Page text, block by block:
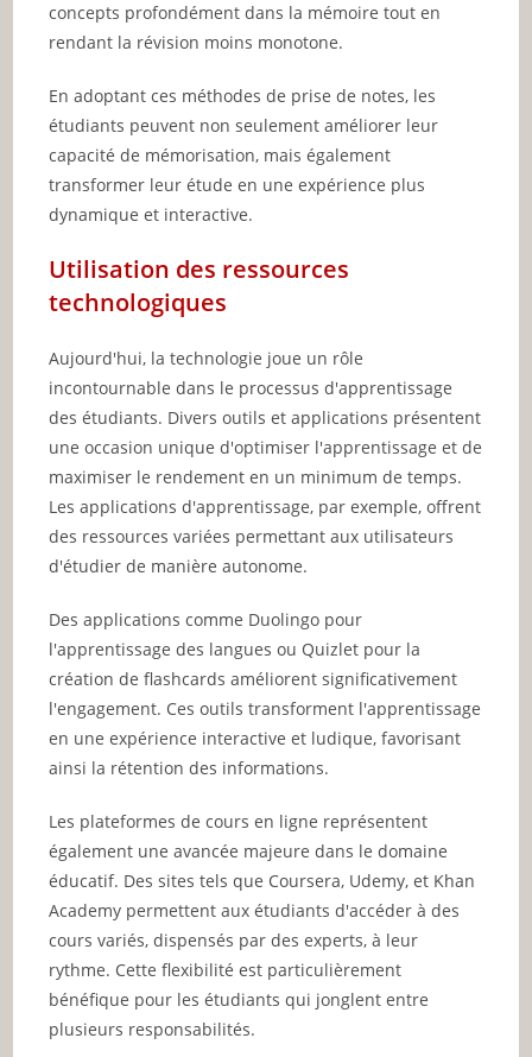
concepts profondément dans la mémoire tout en
rendant la révision moins monotone.
En adoptant ces méthodes de prise de notes, les
étudiants peuvent non seulement améliorer leur
capacité de mémorisation, mais également
transformer leur étude en une expérience plus
dynamique et interactive.
Utilisation des ressources
technologiques
Aujourd'hui, la technologie joue un rôle
incontournable dans le processus d'apprentissage
des étudiants. Divers outils et applications présentent
une occasion unique d'optimiser l'apprentissage et de
maximiser le rendement en un minimum de temps.
Les applications d'apprentissage, par exemple, offrent
des ressources variées permettant aux utilisateurs
d'étudier de manière autonome.
Des applications comme Duolingo pour
l'apprentissage des langues ou Quizlet pour la
création de flashcards améliorent significativement
l'engagement. Ces outils transforment l'apprentissage
en une expérience interactive et ludique, favorisant
ainsi la rétention des informations.
Les plateformes de cours en ligne représentent
également une avancée majeure dans le domaine
éducatif. Des sites tels que Coursera, Udemy, et Khan
Academy permettent aux étudiants d'accéder à des
cours variés, dispensés par des experts, à leur
rythme. Cette flexibilité est particulièrement
bénéfique pour les étudiants qui jonglent entre
plusieurs responsabilités.